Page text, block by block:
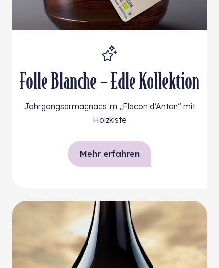
Folle Blanche – Edle Kollektion
Jahrgangsarmagnacs im „Flacon d’Antan“ mit
Holzkiste
Mehr erfahren